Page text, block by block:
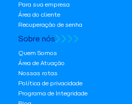
Para sua empresa
Área do cliente
Recuperação de senha
Sobre nós
Quem Somos
Área de Atuação
Nossas rotas
Política de privacidade
Programa de Integridade